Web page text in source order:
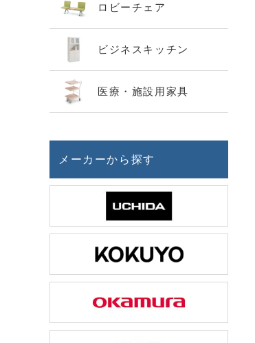
ロビーチェア
ビジネスキッチン
医療・施設用家具
メーカーから探す